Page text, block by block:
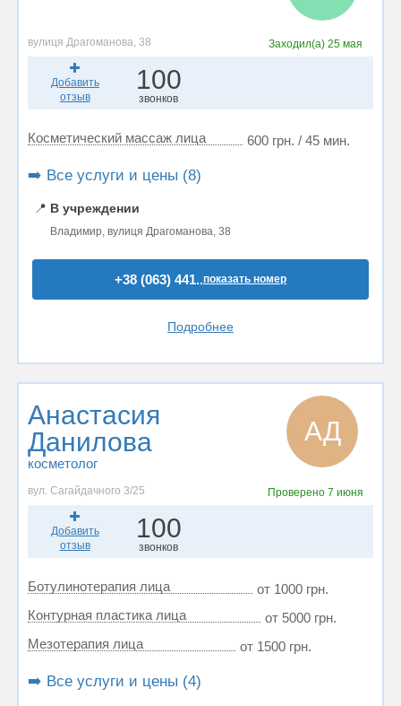
вулиця Драгоманова, 38 Заходил(а)25 мая
Добавить
отзыв
100
звонков
Косметический массаж лица 600 грн. / 45 мин.
➡️ Все услуги и цены (8)
📍 В учреждении
Владимир, вулиця Драгоманова, 38
+38 (063) 441..показать номер
Подробнее
Анастасия
Данилова
косметолог
АД
вул. Сагайдачного 3/25 Проверено7 июня
Добавить
отзыв
100
звонков
Ботулинотерапия лица
от 1000 грн.
Контурная пластика лица
от 5000 грн.
Мезотерапия лица
от 1500 грн.
➡️ Все услуги и цены (4)